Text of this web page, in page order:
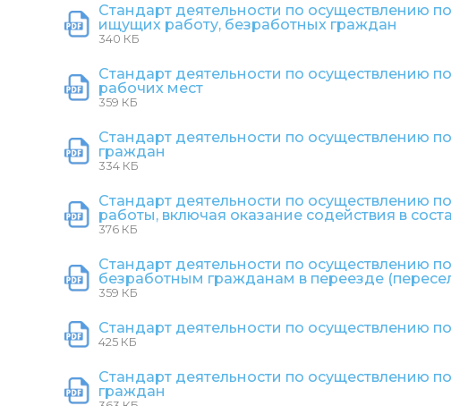
Стандарт деятельности по осуществлению
ищущих работу, безработных граждан
340 КБ
Стандарт деятельности по осуществлению
рабочих мест
359 КБ
Стандарт деятельности по осуществлению
граждан
334 КБ
Стандарт деятельности по осуществлению
работы, включая оказание содействия в
376 КБ
Стандарт деятельности по осуществлению
безработным гражданам в переезде
359 КБ
Стандарт деятельности по осуществлению
425 КБ
Стандарт деятельности по осуществлению
граждан